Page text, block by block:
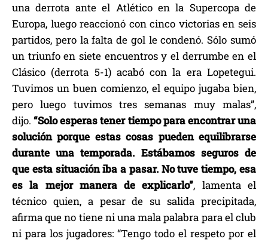
una derrota ante el Atlético en la Supercopa de
Europa, luego reaccionó con cinco victorias en seis
partidos, pero la falta de gol le condenó. Sólo sumó
un triunfo en siete encuentros y el derrumbe en el
Clásico (derrota 5-1) acabó con la era Lopetegui.
Tuvimos un buen comienzo, el equipo jugaba bien,
pero luego tuvimos tres semanas muy malas”,
dijo.“Solo esperas tener tiempo para encontrar una
solución porque estas cosas pueden equilibrarse
durante una temporada. Estábamos seguros de
que esta situación iba a pasar. No tuve tiempo, esa
es la mejor manera de explicarlo”, lamenta el
técnico quien, a pesar de su salida precipitada,
afirma que no tiene ni una mala palabra para el club
ni para los jugadores: “Tengo todo el respeto por el